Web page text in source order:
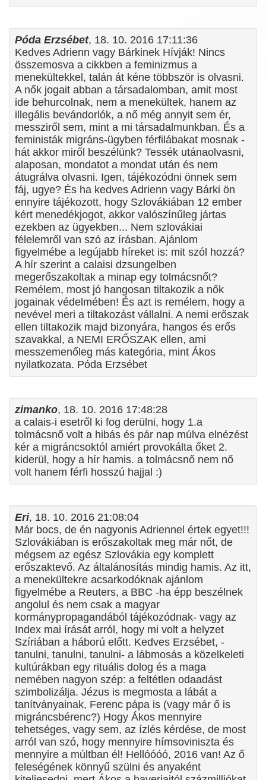
Póda Erzsébet, 18. 10. 2016 17:11:36
Kedves Adrienn vagy Bárkinek Hívják! Nincs
összemosva a cikkben a feminizmus a
menekültekkel, talán át kéne többször is olvasni.
A nők jogait abban a társadalomban, amit most
ide behurcolnak, nem a menekültek, hanem az
illegális bevándorlók, a nő még annyit sem ér,
messziről sem, mint a mi társadalmunkban. És a
feministák migráns-ügyben férfilábakat mosnak -
hát akkor miről beszélünk? Tessék utánaolvasni,
alaposan, mondatot a mondat után és nem
átugrálva olvasni. Igen, tájékozódni önnek sem
fáj, ugye? És ha kedves Adrienn vagy Bárki ön
ennyire tájékozott, hogy Szlovákiában 12 ember
kért menedékjogot, akkor valószínűleg jártas
ezekben az ügyekben... Nem szlovákiai
félelemről van szó az írásban. Ajánlom
figyelmébe a legújabb híreket is: mit szól hozzá?
A hír szerint a calaisi dzsungelben
megerőszakoltak a minap egy tolmácsnőt?
Remélem, most jó hangosan tiltakozik a nők
jogainak védelmében! És azt is remélem, hogy a
nevével meri a tiltakozást vállalni. A nemi erőszak
ellen tiltakozik majd bizonyára, hangos és erős
szavakkal, a NEMI ERŐSZAK ellen, ami
messzemenőleg más kategória, mint Ákos
nyilatkozata. Póda Erzsébet
zimanko, 18. 10. 2016 17:48:28
a calais-i esetről ki fog derülni, hogy 1.a
tolmácsnő volt a hibás és pár nap múlva elnézést
kér a migráncsoktól amiért provokálta őket 2.
kiderül, hogy a hír hamis. a tolmácsnő nem nő
volt hanem férfi hosszú hajjal :)
Eri, 18. 10. 2016 21:08:04
Már bocs, de én nagyonis Adriennel értek egyet!!!
Szlovákiában is erőszakoltak meg már nőt, de
mégsem az egész Szlovákia egy komplett
erőszaktevő. Az általánosítás mindig hamis. Az itt,
a menekültekre acsarkodóknak ajánlom
figyelmébe a Reuters, a BBC -ha épp beszélnek
angolul és nem csak a magyar
kormánypropagandából tájékozódnak- vagy az
Index mai írását arról, hogy mi volt a helyzet
Szíriában a háború előtt. Kedves Erzsébet, -
tanulni, tanulni, tanulni- a lábmosás a közelkeleti
kultúrákban egy rituális dolog és a maga
nemében nagyon szép: a feltétlen odaadást
szimbolizálja. Jézus is megmosta a lábát a
tanítványainak, Ferenc pápa is (vagy már ő is
migráncsbérenc?) Hogy Ákos mennyire
tehetséges, vagy sem, az ízlés kérdése, de most
arról van szó, hogy mennyire hímsoviniszta és
mennyire a múltban él! Hellóóóó, 2016 van! Az ő
feleségének könnyű szülni és anyaként